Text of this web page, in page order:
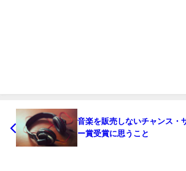
音楽を販売しないチャンス・
ー賞受賞に思うこと